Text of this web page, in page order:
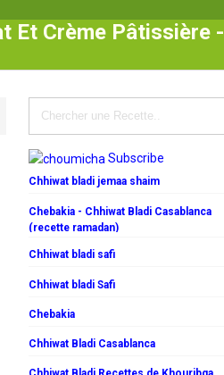
Et Crème Pâtissière -
Subscribe
Chhiwat bladi jemaa shaim
Chebakia - Chhiwat Bladi Casablanca
(recette ramadan)
Chhiwat bladi safi
Chhiwat bladi Safi
Chebakia
Chhiwat Bladi Casablanca